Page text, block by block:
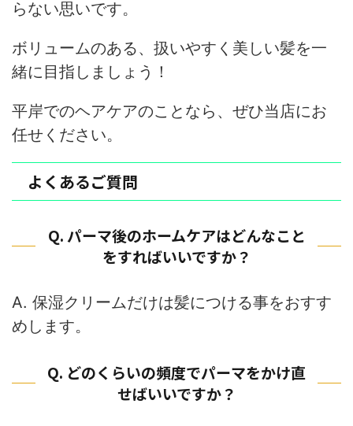
らない思いです。
ボリュームのある、扱いやすく美しい髪を一
緒に目指しましょう！
平岸でのヘアケアのことなら、ぜひ当店にお
任せください。
よくあるご質問
Q. パーマ後のホームケアはどんなこと
をすればいいですか？
A. 保湿クリームだけは髪につける事をおすす
めします。
Q. どのくらいの頻度でパーマをかけ直
せばいいですか？